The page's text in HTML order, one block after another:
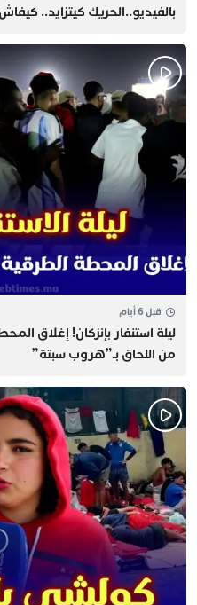
بالفيديو..الحريك كيتزايد..
قبل 6 أيام
​ليلة استنفار بإنزكان! إغلاق
من اللحاق بـ”هروب سبتة”